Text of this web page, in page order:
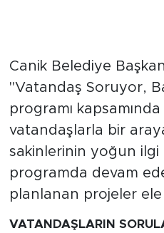
Canik Belediye
"Vatandaş Soruyor,
programı
vatandaşlarla bir
sakinlerinin yoğun ilgi
programda devam
planlanan projeler ele
VATANDAŞLARIN